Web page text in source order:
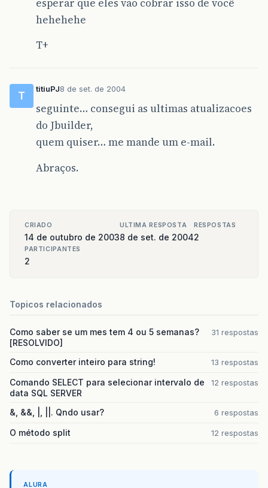
hehehehe
T+
T
titiuPJ8 de set. de 2004
seguinte… consegui as ultimas atualizacoes
do Jbuilder,
quem quiser… me mande um e-mail.
Abraços.
CRIADO
14 de outubro de 2003
ULTIMA RESPOSTA
8 de set. de 2004
RESPOSTAS
2
PARTICIPANTES
2
Topicos relacionados
Como saber se um mes tem 4 ou 5 semanas?
[RESOLVIDO]
31 respostas
Como converter inteiro para string! 13 respostas
Comando SELECT para selecionar intervalo de
data SQL SERVER
12 respostas
&, &&, |, ||. Qndo usar? 6 respostas
O método split 12 respostas
ALURA